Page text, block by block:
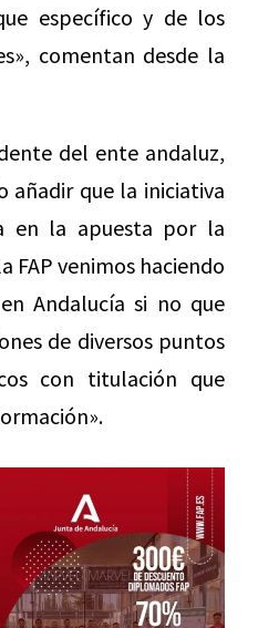
específico y de los
comentan desde la
del ente andaluz,
añadir que la iniciativa
en la apuesta por la
FAP venimos haciendo
Andalucía si no que
de diversos puntos
con titulación que